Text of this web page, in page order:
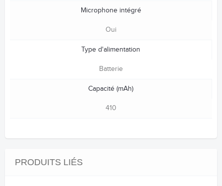
Microphone intégré
Oui
Type d'alimentation
Batterie
Capacité (mAh)
410
PRODUITS LIÉS